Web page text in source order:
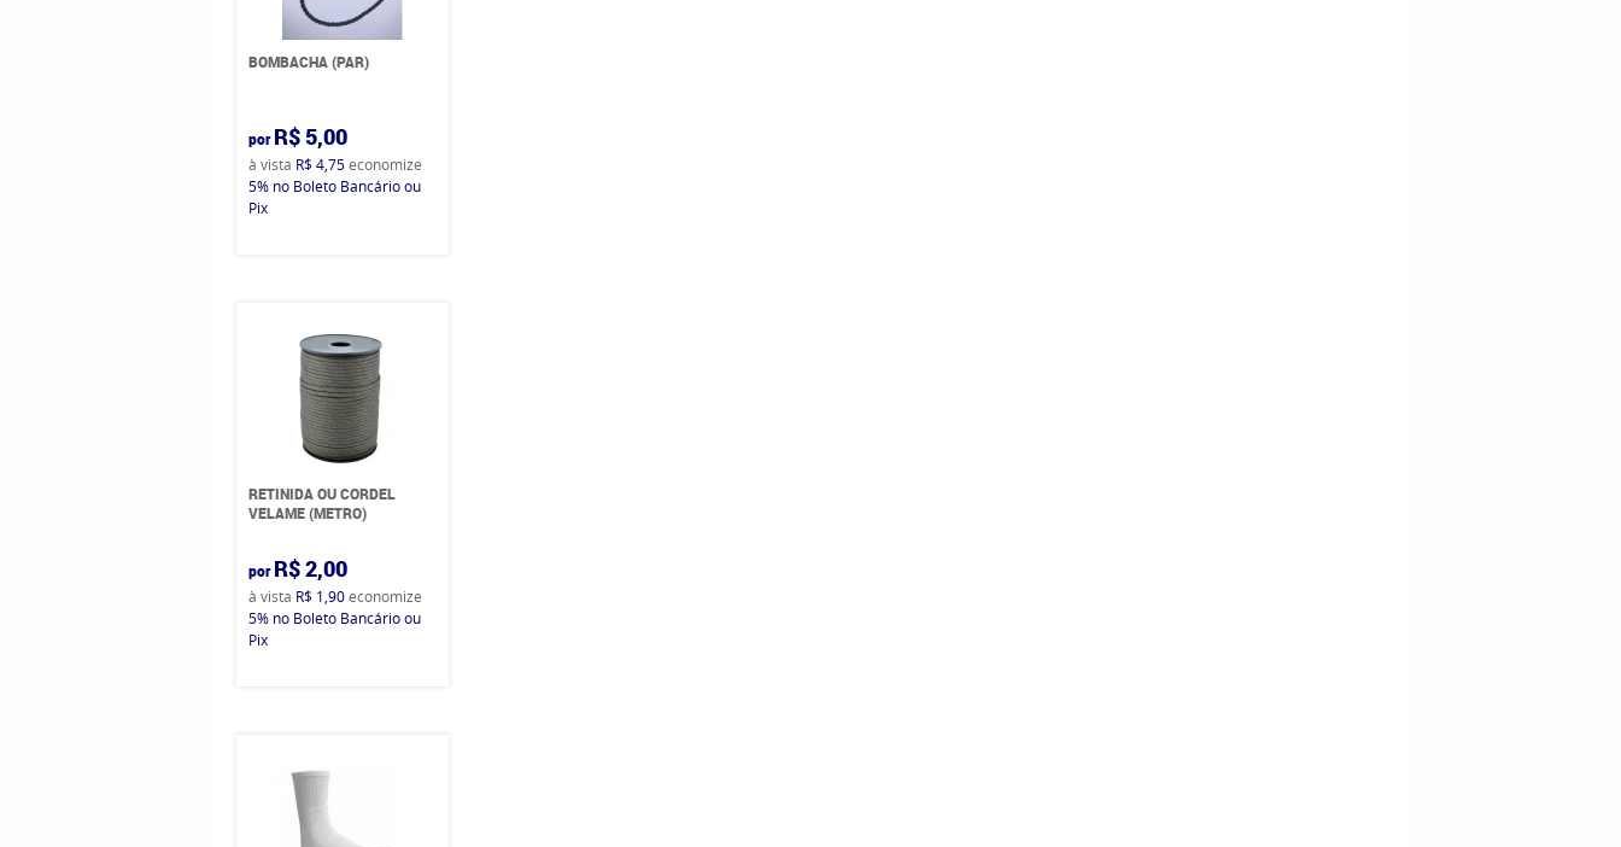
BOMBACHA (PAR)
por R$ 5,00
à vista R$ 4,75economize
5% no Boleto Bancário ou
Pix
RETINIDA OU CORDEL
VELAME (METRO)
por R$ 2,00
à vista R$ 1,90economize
5% no Boleto Bancário ou
Pix